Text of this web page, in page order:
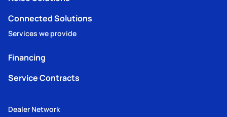
Connected Solutions
Services we provide
Financing
Service Contracts
Dealer Network